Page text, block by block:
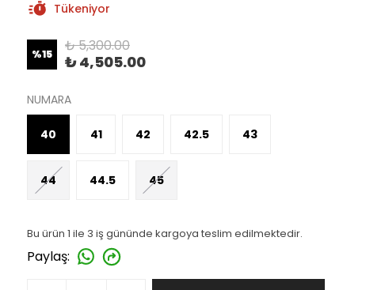
Tükeniyor
%15 ₺ 5,300.00
₺ 4,505.00
NUMARA
40 41 42 42.5 43
44 44.5 45
Bu ürün 1 ile 3 iş gününde kargoya teslim edilmektedir.
Paylaş: